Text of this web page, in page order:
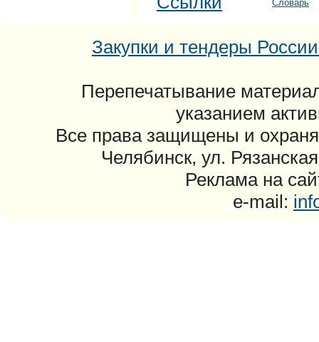
Словарь
Закупки и тендеры
Перепечатывание
указанием
Все права защищены и
Челябинск, ул.
Реклама на
e-mail: